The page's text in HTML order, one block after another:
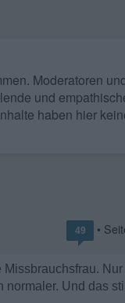
Moderatoren
und
haben hier
49 •
Und das